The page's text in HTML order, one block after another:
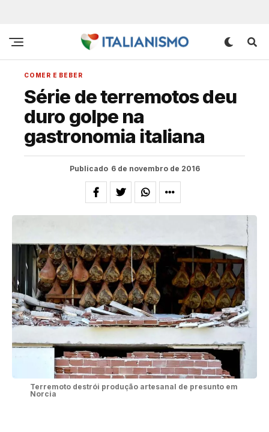
COMER E BEBER
Série de terremotos deu
duro golpe na
gastronomia italiana
Publicado 6 de novembro de 2016
Terremoto destrói produção artesanal de presunto em
Norcia